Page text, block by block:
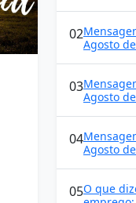
02
Agosto
03
Agosto
04
Agosto
05O que